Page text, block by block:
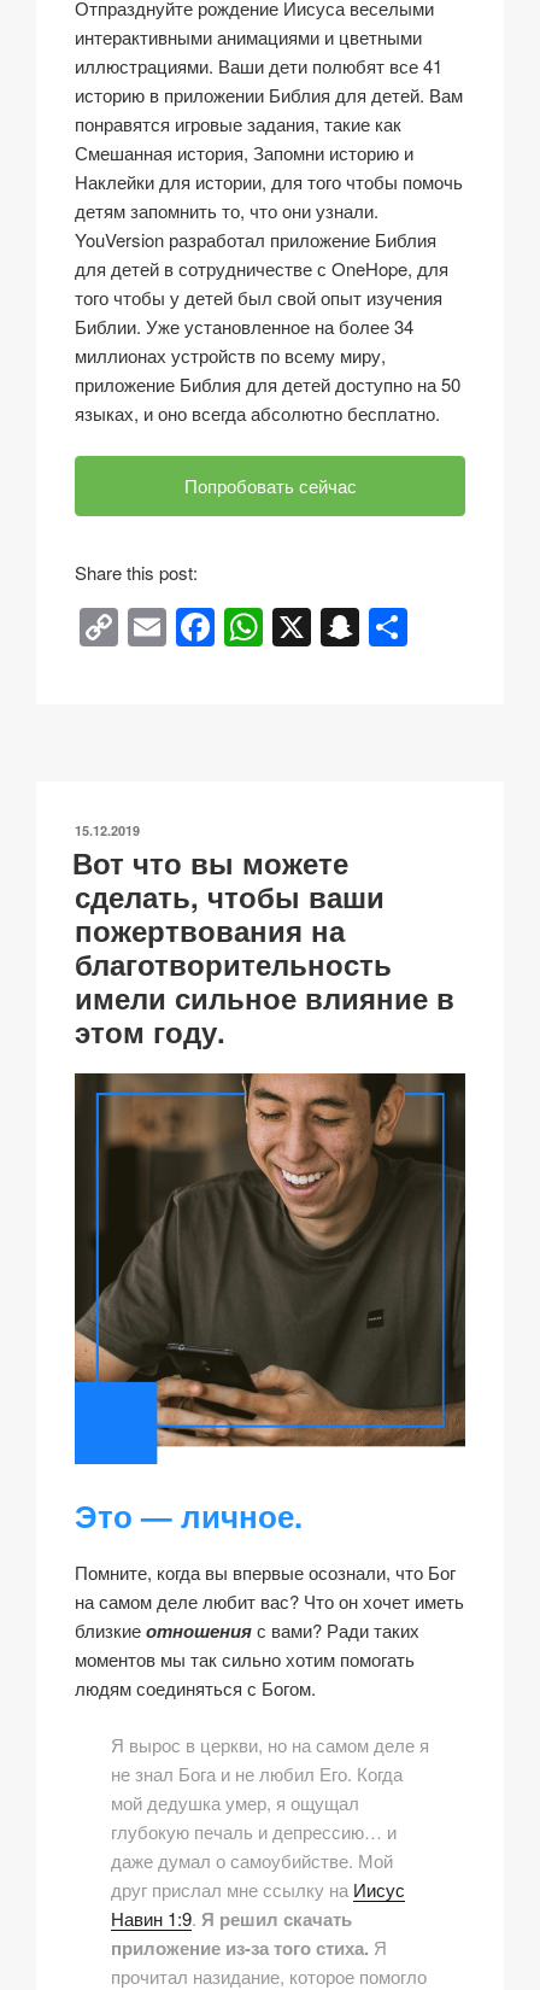
Отпразднуйте рождение Иисуса веселыми
интерактивными анимациями и цветными
иллюстрациями. Ваши дети полюбят все 41
историю в приложении Библия для детей. Вам
понравятся игровые задания, такие как
Смешанная история, Запомни историю и
Наклейки для истории, для того чтобы помочь
детям запомнить то, что они узнали.
YouVersion разработал приложение Библия
для детей в сотрудничестве с OneHope, для
того чтобы у детей был свой опыт изучения
Библии. Уже установленное на более 34
миллионах устройств по всему миру,
приложение Библия для детей доступно на 50
языках, и оно всегда абсолютно бесплатно.
Попробовать сейчас
Share this post:
C
o
n
k
E
m
F
a
o
k
W
h
p
X S
n
ОПУБЛИКОВАНО
15.12.2019
Вот что вы можете
сделать, чтобы ваши
пожертвования на
благотворительность
имели сильное влияние в
этом году.
Это — личное.
Помните, когда вы впервые осознали, что Бог
на самом деле любит вас? Что он хочет иметь
близкиеотношенияс вами? Ради таких
моментов мы так сильно хотим помогать
людям соединяться с Богом.
Я вырос в церкви, но на самом деле я
не знал Бога и не любил Его. Когда
мой дедушка умер, я ощущал
глубокую печаль и депрессию… и
даже думал о самоубийстве. Мой
друг прислал мне ссылку на Иисус
Навин 1:9. Я решил скачать
приложение из-за того стиха. Я
прочитал назидание, которое помогло